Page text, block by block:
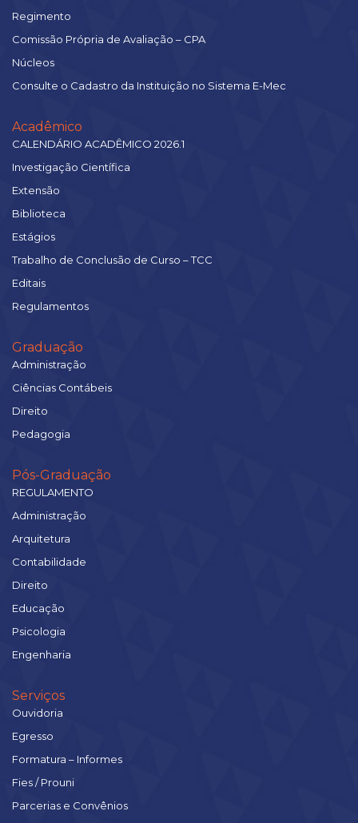
Regimento
Comissão Própria de Avaliação – CPA
Núcleos
Consulte o Cadastro da Instituição no Sistema E-Mec
Acadêmico
CALENDÁRIO ACADÊMICO 2026.1
Investigação Científica
Extensão
Biblioteca
Estágios
Trabalho de Conclusão de Curso – TCC
Editais
Regulamentos
Graduação
Administração
Ciências Contábeis
Direito
Pedagogia
Pós-Graduação
REGULAMENTO
Administração
Arquitetura
Contabilidade
Direito
Educação
Psicologia
Engenharia
Serviços
Ouvidoria
Egresso
Formatura – Informes
Fies / Prouni
Parcerias e Convênios